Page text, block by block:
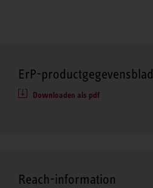
ErP-productgegevensblad
Downloaden als pdf
Reach-information